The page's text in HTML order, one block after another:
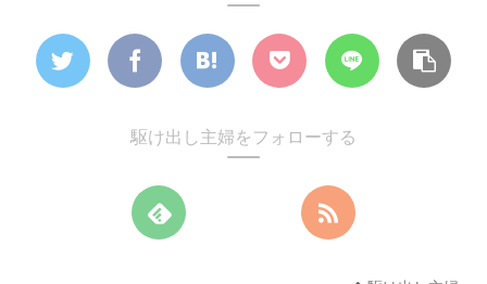
駆け出し主婦をフォローする